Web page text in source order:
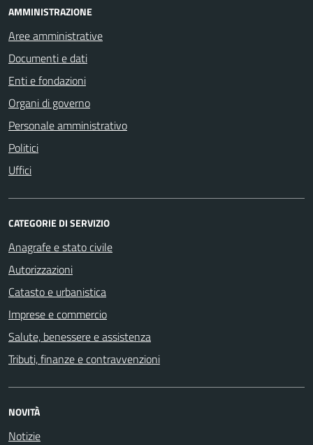
AMMINISTRAZIONE
Aree amministrative
Documenti e dati
Enti e fondazioni
Organi di governo
Personale amministrativo
Politici
Uffici
CATEGORIE DI SERVIZIO
Anagrafe e stato civile
Autorizzazioni
Catasto e urbanistica
Imprese e commercio
Salute, benessere e assistenza
Tributi, finanze e contravvenzioni
NOVITÀ
Notizie